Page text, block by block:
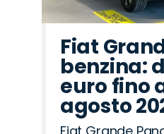
Fiat
benzina:
euro fino
agosto